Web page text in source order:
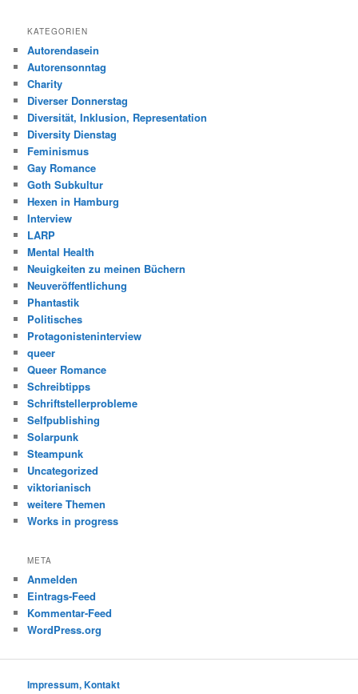
KATEGORIEN
Autorendasein
Autorensonntag
Charity
Diverser Donnerstag
Diversität, Inklusion, Representation
Diversity Dienstag
Feminismus
Gay Romance
Goth Subkultur
Hexen in Hamburg
Interview
LARP
Mental Health
Neuigkeiten zu meinen Büchern
Neuveröffentlichung
Phantastik
Politisches
Protagonisteninterview
queer
Queer Romance
Schreibtipps
Schriftstellerprobleme
Selfpublishing
Solarpunk
Steampunk
Uncategorized
viktorianisch
weitere Themen
Works in progress
META
Anmelden
Eintrags-Feed
Kommentar-Feed
WordPress.org
Impressum, Kontakt